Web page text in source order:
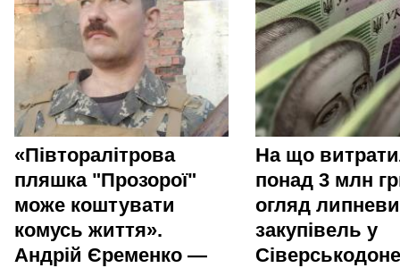
«Півторалітрова
пляшка "Прозорої"
може коштувати
комусь життя».
Андрій Єременко —
На що
понад 3 млн
огляд
закупівель у